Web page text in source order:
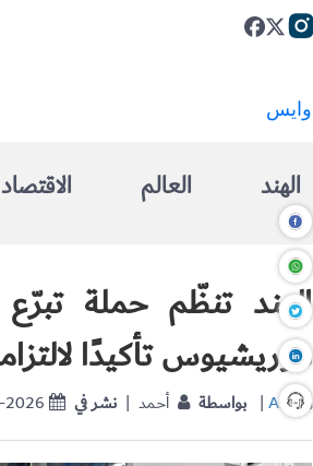
الاقتصاد العالم الهند
الهند تنظّم حملة
موريشيوس تأكيدًا
نشر في بواسطة |ANI